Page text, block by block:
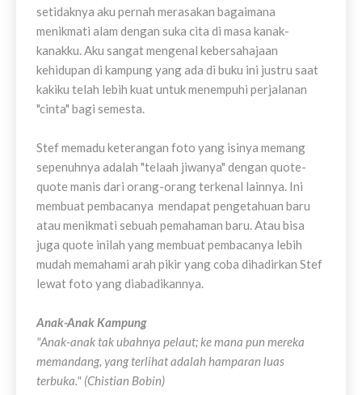
setidaknya aku pernah merasakan bagaimana
menikmati alam dengan suka cita di masa kanak-
kanakku. Aku sangat mengenal kebersahajaan
kehidupan di kampung yang ada di buku ini justru saat
kakiku telah lebih kuat untuk menempuhi perjalanan
"cinta" bagi semesta.
Stef memadu keterangan foto yang isinya memang
sepenuhnya adalah "telaah jiwanya" dengan quote-
quote manis dari orang-orang terkenal lainnya. Ini
membuat pembacanya mendapat pengetahuan baru
atau menikmati sebuah pemahaman baru. Atau bisa
juga quote inilah yang membuat pembacanya lebih
mudah memahami arah pikir yang coba dihadirkan Stef
lewat foto yang diabadikannya.
Anak-Anak Kampung
"Anak-anak tak ubahnya pelaut; ke mana pun mereka
memandang, yang terlihat adalah hamparan luas
terbuka." (Chistian Bobin)